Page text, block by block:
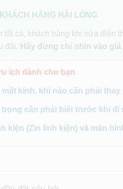
HÀNG HÀI LÒNG
tất cả, khách hàng khi sửa điện
đãi. Hãy đừng chỉ nhìn vào
ích dành cho bạn
mặt kính, khi nào cần phải
cần phải biết trước khi đi
kiện (Zin linh kiện) và màn